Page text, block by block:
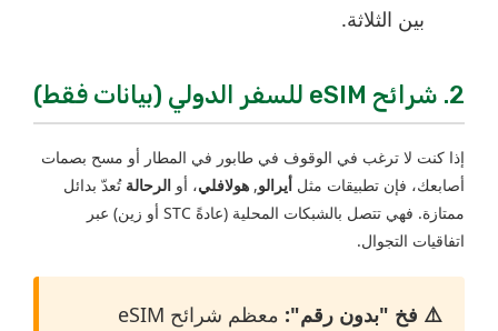
بين الثلاثة.
2. شرائح eSIM للسفر الدولي (بيانات فقط)
إذا كنت لا ترغب في الوقوف في طابور في المطار أو مسح بصمات
أصابعك، فإن تطبيقات مثل أيرالو, هولافلي، أو الرحالة تُعدّ بدائل
ممتازة. فهي تتصل بالشبكات المحلية (عادةً STC أو زين) عبر
اتفاقيات التجوال.
⚠️ فخ "بدون رقم":
معظم شرائح eSIM